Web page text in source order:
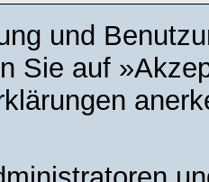
und
Sie auf